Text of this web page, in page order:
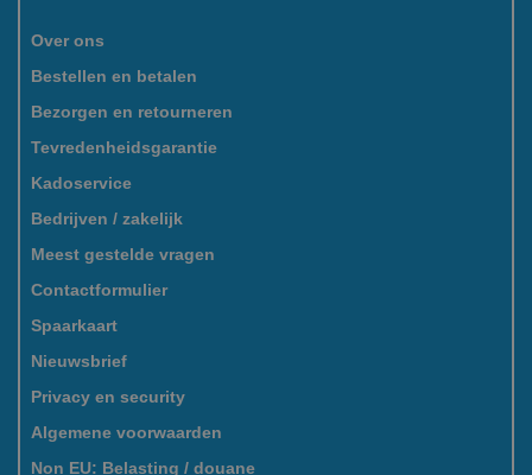
Over ons
Bestellen en betalen
Bezorgen en retourneren
Tevredenheidsgarantie
Kadoservice
Bedrijven / zakelijk
Meest gestelde vragen
Contactformulier
Spaarkaart
Nieuwsbrief
Privacy en security
Algemene voorwaarden
Non EU: Belasting / douane